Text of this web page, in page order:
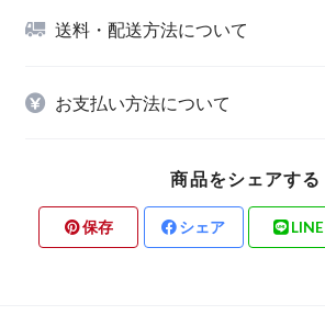
送料・配送方法について
お支払い方法について
商品をシェアする
保存 シェア LINE